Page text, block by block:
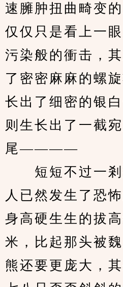
速臃肿扭曲畸变
仅仅只是看上一
污染般的衝击，
了密密麻麻的螺
长出了细密的银
则生长出了一截
尾————
短短不过一剎
人已然发生了恐
身高硬生生的拔
米，比起那头被
熊还要更庞大，